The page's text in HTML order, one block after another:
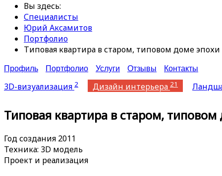
Вы здесь:
Специалисты
Юрий Аксамитов
Портфолио
Типовая квартира в старом, типовом доме эпохи
Профиль Портфолио Услуги Отзывы Контакты
3D-визуализация 2 Дизайн интерьера 21
Типовая квартира в старом,
Год создания 2011
Техника: 3D модель
Проект и реализация